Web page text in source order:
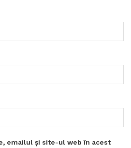
emailul și site-ul web în acest